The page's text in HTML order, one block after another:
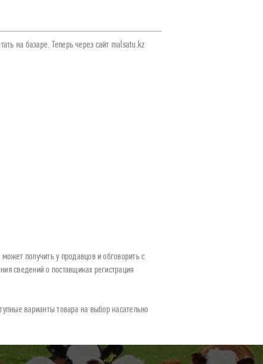
на базаре. Теперь через сайт malsatu.kz
получить у продавцов и обговорить с
сведений о поставщиках регистрация
варианты товара на выбор касательно